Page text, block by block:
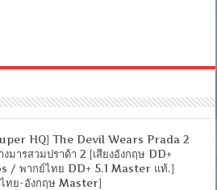
HQ] The Devil Wears Prada 2
มารสวมปราด้า 2 [เสียงอังกฤษ DD+
/ พากย์ไทย DD+ 5.1 Master แท้.]
ไทย-อังกฤษ Master]